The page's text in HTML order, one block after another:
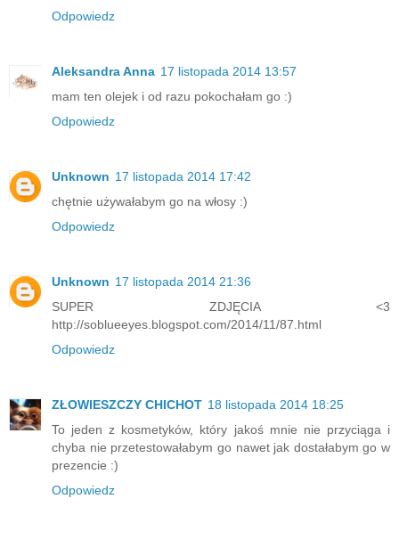
Odpowiedz
Aleksandra Anna 17 listopada 2014 13:57
mam ten olejek i od razu pokochałam go :)
Odpowiedz
Unknown 17 listopada 2014 17:42
chętnie używałabym go na włosy :)
Odpowiedz
Unknown 17 listopada 2014 21:36
SUPER ZDJĘCIA <3
http://soblueeyes.blogspot.com/2014/11/87.html
Odpowiedz
ZŁOWIESZCZY CHICHOT 18 listopada 2014 18:25
To jeden z kosmetyków, który jakoś mnie nie przyciąga i
chyba nie przetestowałabym go nawet jak dostałabym go w
prezencie :)
Odpowiedz